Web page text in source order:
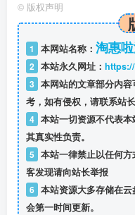
© 版权声明
1 本网站名称： 淘惠
2 本站永久网址：
3 本网站的文章部分内
考，如有侵权，请联系站
4 本站一切资源不代表
其真实性负责。
5 本站一律禁止以任何
客发现请向站长举报
6 本站资源大多存储在
会第一时间更新。